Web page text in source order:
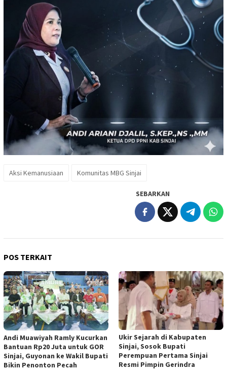
Aksi Kemanusiaan Komunitas MBG Sinjai
SEBARKAN
POS TERKAIT
Andi Muawiyah Ramly Kucurkan
Bantuan Rp20 Juta untuk GOR
Sinjai, Guyonan ke Wakil Bupati
Bikin Penonton Pecah
Ukir Sejarah di Kabupaten
Sinjai, Sosok Bupati
Perempuan Pertama Sinjai
Resmi Pimpin Gerindra